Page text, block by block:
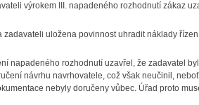
III. napadeného rozhodnutí zákaz
uložena povinnost uhradit náklady řízení
rozhodnutí uzavřel, že zadavatel byl
návrhu navrhovatele, což však neučinil,
nebyly doručeny vůbec. Úřad proto